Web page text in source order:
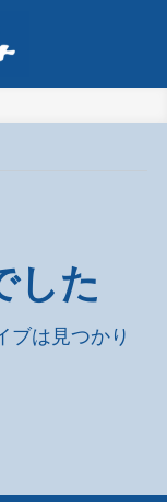
した
ブは見つかり